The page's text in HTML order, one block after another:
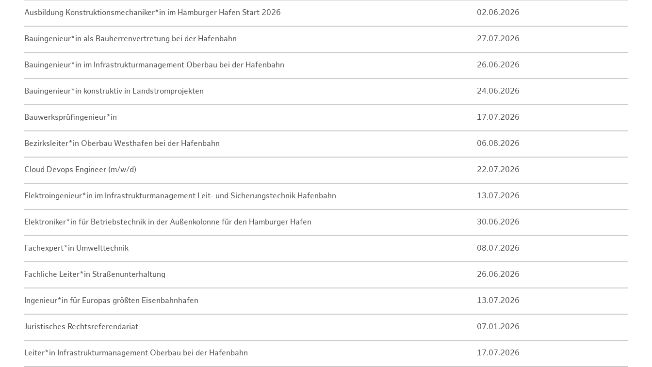
Ausbildung Konstruktionsmechaniker*in im Hamburger Hafen Start 2026 02.06.2026
Bauingenieur*in als Bauherrenvertretung bei der Hafenbahn 27.07.2026
Bauingenieur*in im Infrastrukturmanagement Oberbau bei der Hafenbahn 26.06.2026
Bauingenieur*in konstruktiv in Landstromprojekten 24.06.2026
Bauwerksprüfingenieur*in 17.07.2026
Bezirksleiter*in Oberbau Westhafen bei der Hafenbahn 06.08.2026
Cloud Devops Engineer (m/w/d) 22.07.2026
Elektroingenieur*in im Infrastrukturmanagement Leit- und Sicherungstechnik Hafenbahn 13.07.2026
Elektroniker*in für Betriebstechnik in der Außenkolonne für den Hamburger Hafen 30.06.2026
Fachexpert*in Umwelttechnik 08.07.2026
Fachliche Leiter*in Straßenunterhaltung 26.06.2026
Ingenieur*in für Europas größten Eisenbahnhafen 13.07.2026
Juristisches Rechtsreferendariat 07.01.2026
Leiter*in Infrastrukturmanagement Oberbau bei der Hafenbahn 17.07.2026